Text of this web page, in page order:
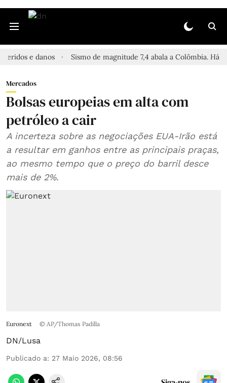
e danos Sismo de magnitude 7,4 abala a Colômbia. Há relatos
Mercados
Bolsas europeias em alta com
petróleo a cair
A incerteza sobre as negociações EUA-Irão está
a resultar em ganhos entre as principais praças,
ao mesmo tempo que o preço do barril desce
mais de 2%.
Euronext © AP/Thomas Padilla
DN/Lusa
Publicado a: 27 Maio 2026, 08:56